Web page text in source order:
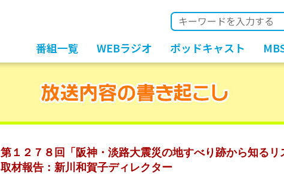
番組一覧 WEBラジオ ポッドキャスト
第１２７８回「阪神・淡路大震災の地すべり跡から知るリ
取材報告：新川和賀子ディレクター